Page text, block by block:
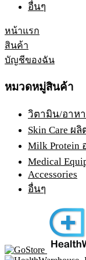
อื่นๆ
หน้าแรก
สินค้า
บัญชีของฉัน
หมวดหมู่สินค้า
วิตามิน/อาหา
Skin Care
Milk Protein
Medical
Accessories
อื่นๆ